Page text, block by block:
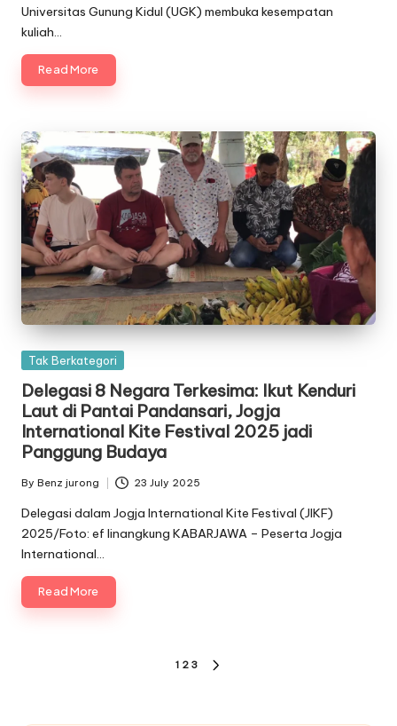
Universitas Gunung Kidul (UGK) membuka kesempatan
kuliah…
Read More
Posted
Tak Berkategori
Delegasi 8 Negara Terkesima: Ikut Kenduri
Laut di Pantai Pandansari, Jogja
International Kite Festival 2025 jadi
Panggung Budaya
Posted
by
By Benz jurong 23 July 2025
Delegasi dalam Jogja International Kite Festival (JIKF)
2025/Foto: ef linangkung KABARJAWA – Peserta Jogja
International…
Read More
1 2 3